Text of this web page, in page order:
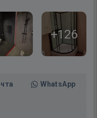
+126
WhatsApp